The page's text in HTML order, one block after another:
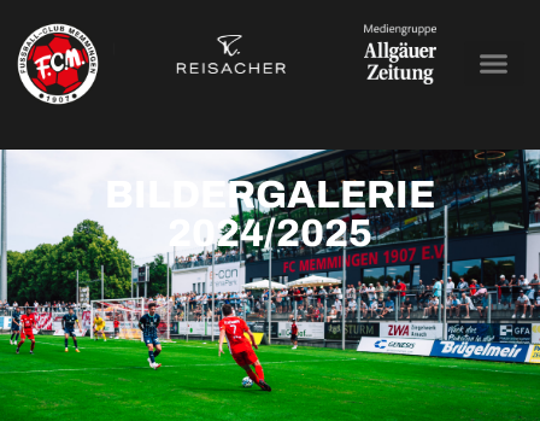
BILDERGALERIE
2024/2025